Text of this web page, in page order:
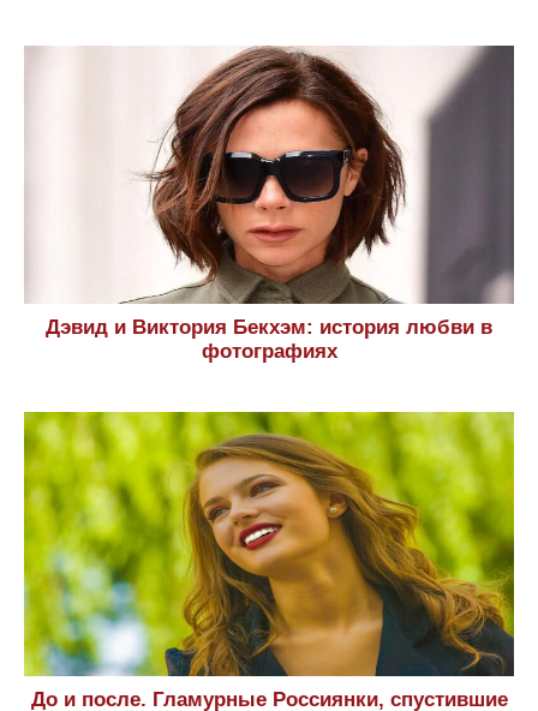
Дэвид и Виктория Бекхэм: история любви в
фотографиях
До и после. Гламурные Россиянки, спустившие